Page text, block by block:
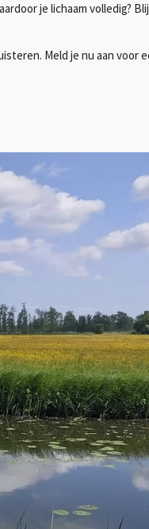
je lichaam volledig?
Meld je nu aan voor